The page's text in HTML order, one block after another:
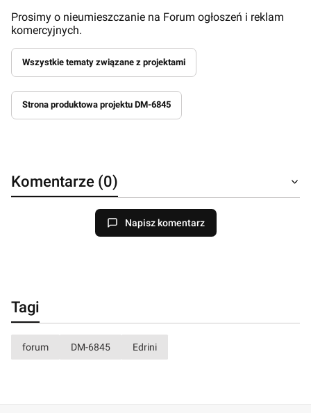
Prosimy o nieumieszczanie na Forum ogłoszeń i reklam
komercyjnych.
Wszystkie tematy związane z projektami
Strona produktowa projektu DM-6845
Komentarze (0)
Napisz komentarz
Tagi
forum DM-6845 Edrini